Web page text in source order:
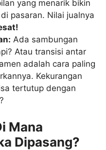
yang menarik bikin
pasaran. Nilai jualnya
Ada sambungan
Atau transisi antar
adalah cara paling
Kekurangan
tertutup dengan
Mana
Dipasang?